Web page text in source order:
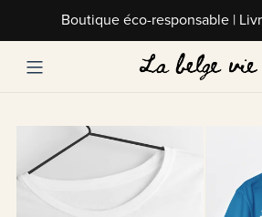
Boutique éco-responsable |